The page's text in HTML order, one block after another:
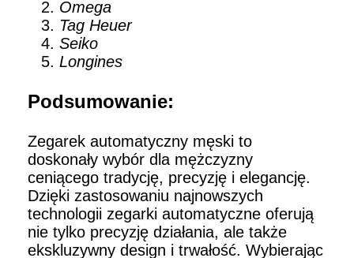
Omega
Tag Heuer
Seiko
Longines
Podsumowanie:
Zegarek automatyczny męski to
doskonały wybór dla mężczyzny
ceniącego tradycję, precyzję i elegancję.
Dzięki zastosowaniu najnowszych
technologii zegarki automatyczne oferują
nie tylko precyzję działania, ale także
ekskluzywny design i trwałość. Wybierając